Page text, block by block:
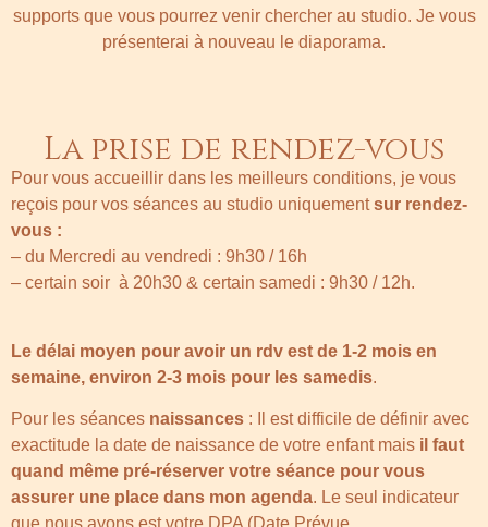
supports que vous pourrez venir chercher au studio. Je vous
présenterai à nouveau le diaporama.
La prise de rendez-vous
Pour vous accueillir dans les meilleurs conditions, je vous
reçois pour vos séances au studio uniquementsur rendez-
vous :
– du Mercredi au vendredi : 9h30 / 16h
– certain soir à 20h30 & certain samedi : 9h30 / 12h.
Le délai moyen pour avoir un rdv est de 1-2 mois en
semaine, environ 2-3 mois pour les samedis.
Pour les séances naissances : Il est difficile de définir avec
exactitude la date de naissance de votre enfant mais il faut
quand même pré-réserver votre séance pour vous
assurer une place dans mon agenda. Le seul indicateur